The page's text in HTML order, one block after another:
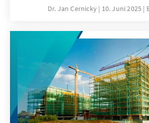
Haftungsregelungen sowie der
bestehenden
Gewerbeaufsichtsbehörden
gesetzliche Unfallversicherung
ohne dass Leistungen
dass neue Strukturen
müssen.
Dr. Jan Cernicky 10. Juni 2025